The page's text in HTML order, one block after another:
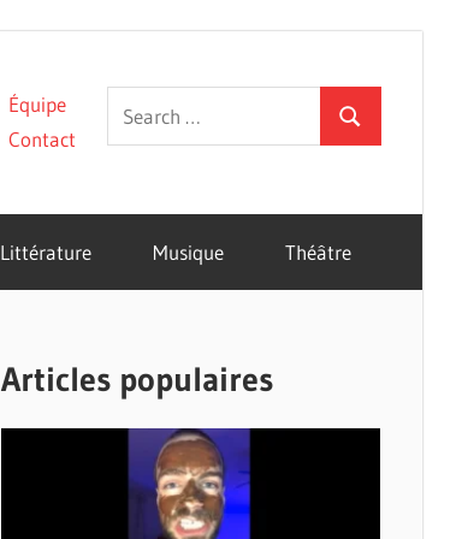
Search
for:
Search
Équipe
Contact
Littérature Musique Théâtre
Articles populaires